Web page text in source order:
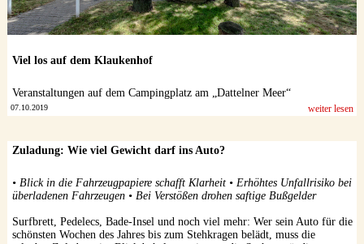
Viel los auf dem Klaukenhof
Veranstaltungen auf dem Campingplatz am „Dattelner Meer“
07.10.2019 weiter lesen
Zuladung: Wie viel Gewicht darf ins Auto?
• Blick in die Fahrzeugpapiere schafft Klarheit • Erhöhtes Unfallrisiko bei
überladenen Fahrzeugen • Bei Verstößen drohen saftige Bußgelder
Surfbrett, Pedelecs, Bade-Insel und noch viel mehr: Wer sein Auto für die
schönsten Wochen des Jahres bis zum Stehkragen belädt, muss die